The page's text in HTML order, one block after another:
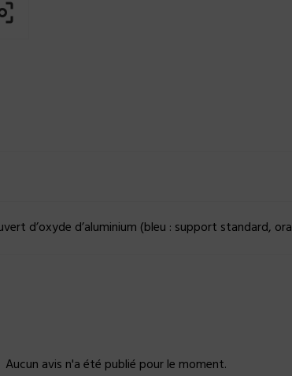
d’oxyde d’aluminium (bleu : support standard,
Aucun avis n'a été publié pour le moment.